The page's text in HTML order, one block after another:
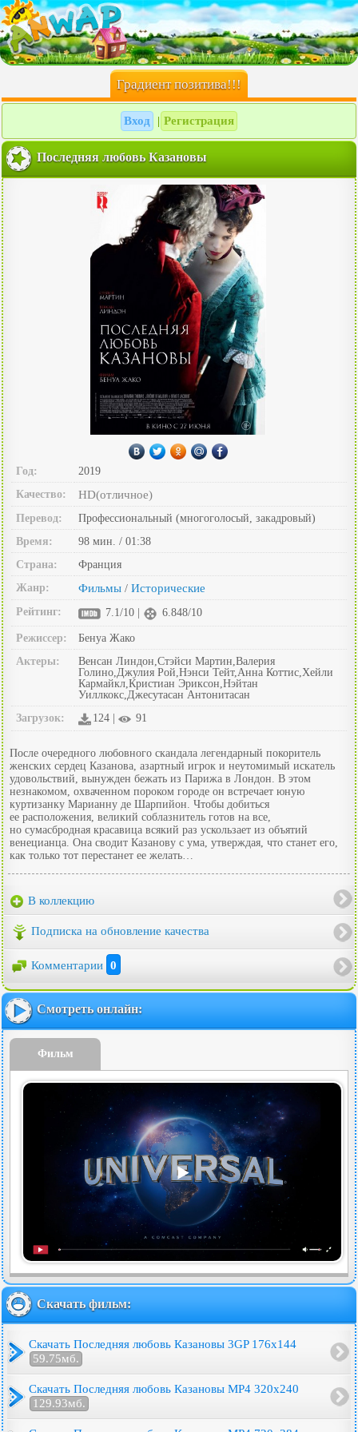
Градиент позитива!!!
Вход Регистрация
Последняя любовь Казановы
Год:
2019
Качество:
HD(отличное)
Перевод:
Профессиональный (многоголосый, закадровый)
Время:
98 мин. / 01:38
Страна:
Франция
Жанр:
Фильмы / Исторические
Рейтинг: 7.1/10 | 6.848/10
Режиссер:
Бенуа Жако
Актеры:
Венсан Линдон,Стэйси Мартин,Валерия
Голино,Джулия Рой,Нэнси Тейт,Анна Коттис,Хейли
Кармайкл,Кристиан Эриксон,Нэйтан
Уиллкокс,Джесутасан Антонитасан
Загрузок:
124 | 91
После очередного любовного скандала легендарный покоритель
женских сердец Казанова, азартный игрок и неутомимый искатель
удовольствий, вынужден бежать из Парижа в Лондон. В этом
незнакомом, охваченном пороком городе он встречает юную
куртизанку Марианну де Шарпийон. Чтобы добиться
ее расположения, великий соблазнитель готов на все,
но сумасбродная красавица всякий раз ускользает из объятий
венецианца. Она сводит Казанову с ума, утверждая, что станет его,
как только тот перестанет ее желать…
В коллекцию
Подписка на обновление качества
Комментарии 0
Смотреть онлайн:
Фильм
Скачать фильм:
Скачать Последняя любовь Казановы 3GP 176x144
59.75мб.
Скачать Последняя любовь Казановы MP4 320x240
129.93мб.